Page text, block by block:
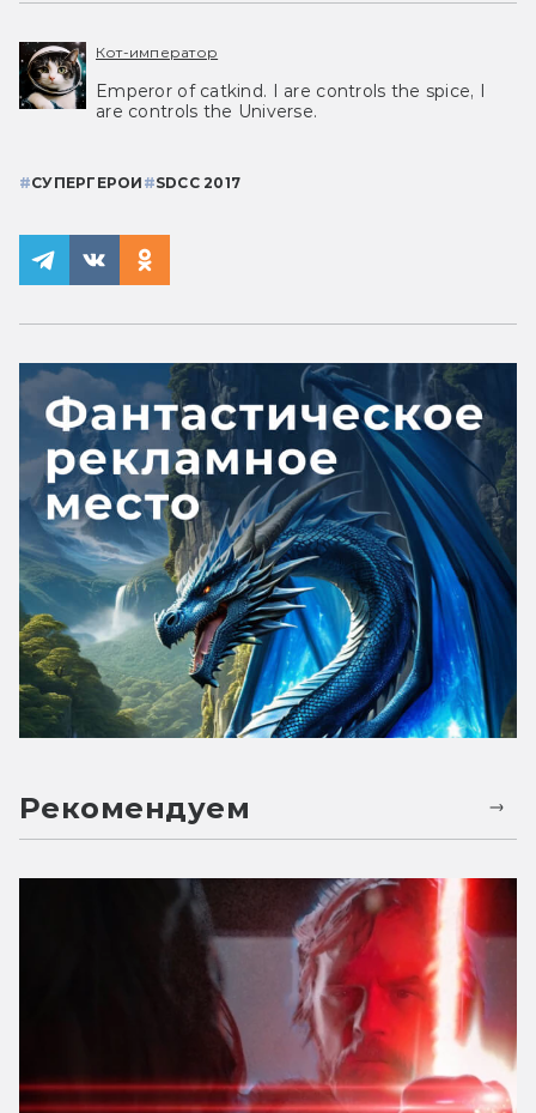
Кот-император
Emperor of catkind. I are controls the spice, I
are controls the Universe.
#СУПЕРГЕРОИ #SDCC 2017
Рекомендуем